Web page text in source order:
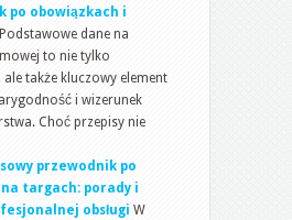
po obowiązkach i
Podstawowe dane na
to nie tylko
także kluczowy element
i wizerunek
Choć przepisy nie
przewodnik po
targach: porady i
obsługi W